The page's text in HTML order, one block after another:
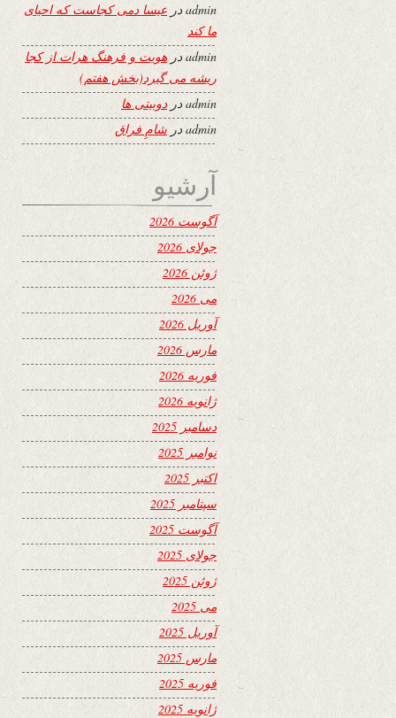
adminدر عیسا دمی کجاست که احیای
ما کند
adminدر هویت و فرهنگ هرات از کجا
ریشه می گیرد(بخش هفتم)
adminدردوبیتی ها
admin در شامِ فراق
آرشیو
آگوست 2026
جولای 2026
ژوئن 2026
می 2026
آوریل 2026
مارس 2026
فوریه 2026
ژانویه 2026
دسامبر 2025
نوامبر 2025
اکتبر 2025
سپتامبر 2025
آگوست 2025
جولای 2025
ژوئن 2025
می 2025
آوریل 2025
مارس 2025
فوریه 2025
ژانویه 2025